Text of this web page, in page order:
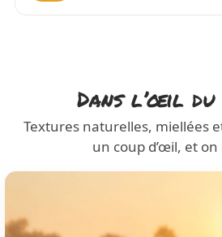
Dans l’œil
Textures naturelles, miellées
un coup d’œil, et